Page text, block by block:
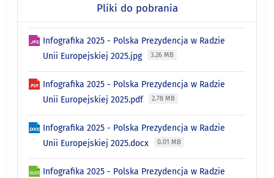
Pliki do pobrania
Infografika 2025 - Polska Prezydencja w Radzie
Unii Europejskiej 2025.jpg
3.26 MB
Infografika 2025 - Polska Prezydencja w Radzie
Unii Europejskiej 2025.pdf
2.78 MB
Infografika 2025 - Polska Prezydencja w Radzie
Unii Europejskiej 2025.docx
0.01 MB
Infografika 2025 - Polska Prezydencja w Radzie